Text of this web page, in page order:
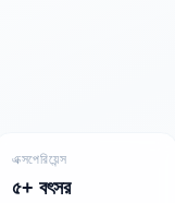
এক্সপেরিয়েন্স
৫+ বৎসর